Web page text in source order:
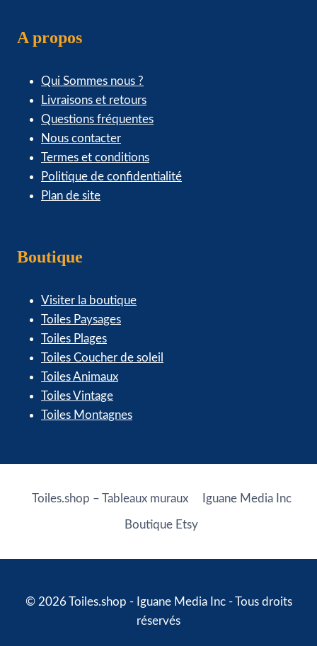
A propos
Qui Sommes nous ?
Livraisons et retours
Questions fréquentes
Nous contacter
Termes et conditions
Politique de confidentialité
Plan de site
Boutique
Visiter la boutique
Toiles Paysages
Toiles Plages
Toiles Coucher de soleil
Toiles Animaux
Toiles Vintage
Toiles Montagnes
Toiles.shop – Tableaux muraux Iguane Media Inc
Boutique Etsy
© 2026 Toiles.shop - Iguane Media Inc - Tous droits
réservés